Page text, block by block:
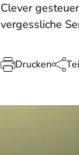
Clever
vergessliche
Drucken